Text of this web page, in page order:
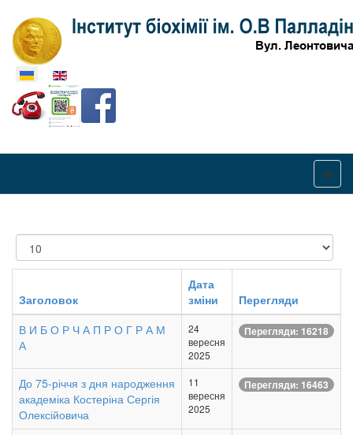
Оберіть свою мову
Показувати
Заголовок
Дата
зміни
Перегляди
В И Б О Р Ч А П Р О Г Р А М
А
24
вересня
2025
Перегляди: 16218
До 75-річчя з дня народження
академіка Костеріна Сергія
Олексійовича
11
вересня
2025
Перегляди: 16463